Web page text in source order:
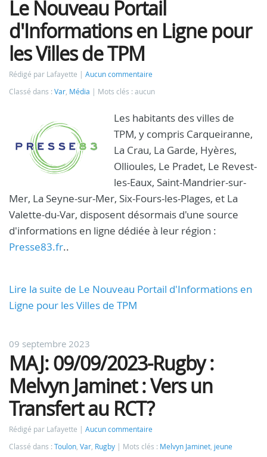
Le Nouveau Portail
d'Informations en Ligne pour
les Villes de TPM
Rédigé par Lafayette
Aucun commentaire
Classé dans : Var, Média Mots clés : aucun
Les habitants des villes de
TPM, y compris Carqueiranne,
La Crau, La Garde, Hyères,
Ollioules, Le Pradet, Le Revest-
les-Eaux, Saint-Mandrier-sur-
Mer, La Seyne-sur-Mer, Six-Fours-les-Plages, et La
Valette-du-Var, disposent désormais d'une source
d'informations en ligne dédiée à leur région :
Presse83.fr..
Lire la suite de Le Nouveau Portail d'Informations en
Ligne pour les Villes de TPM
09 septembre 2023
MAJ: 09/09/2023-Rugby :
Melvyn Jaminet : Vers un
Transfert au RCT?
Rédigé par Lafayette
Aucun commentaire
Classé dans : Toulon, Var, Rugby Mots clés : Melvyn Jaminet, jeune